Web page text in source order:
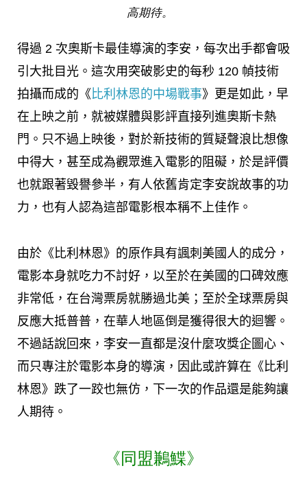
高期待。
得過 2 次奧斯卡最佳導演的李安，每次出手都會吸
引大批目光。這次用突破影史的每秒 120 幀技術
拍攝而成的《比利林恩的中場戰事》更是如此，早
在上映之前，就被媒體與影評直接列進奧斯卡熱
門。只不過上映後，對於新技術的質疑聲浪比想像
中得大，甚至成為觀眾進入電影的阻礙，於是評價
也就跟著毀譽參半，有人依舊肯定李安說故事的功
力，也有人認為這部電影根本稱不上佳作。
由於《比利林恩》的原作具有諷刺美國人的成分，
電影本身就吃力不討好，以至於在美國的口碑效應
非常低，在台灣票房就勝過北美；至於全球票房與
反應大抵普普，在華人地區倒是獲得很大的迴響。
不過話說回來，李安一直都是沒什麼攻獎企圖心、
而只專注於電影本身的導演，因此或許算在《比利
林恩》跌了一跤也無仿，下一次的作品還是能夠讓
人期待。
《同盟鶼鰈》